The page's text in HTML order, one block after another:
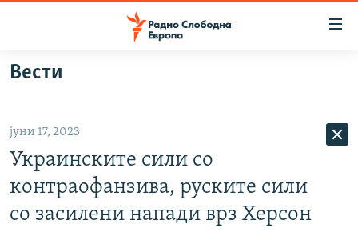
Оди
на
Оди
на
главната
навигација
Премини
на
ВИЗУЕЛНО
ВЕСТИ
ШТО ТРЕБА ДА ЗНАЕТЕ
Вести
јуни 17, 2023
Украинските сили со
контраофанзива, руските сили
со засилени напади врз Херсон